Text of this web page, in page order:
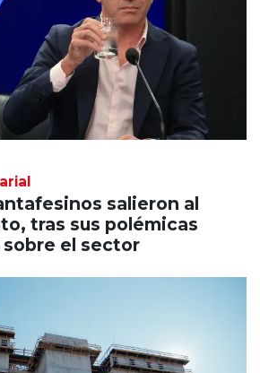
salieron al
tras sus polémicas
el sector